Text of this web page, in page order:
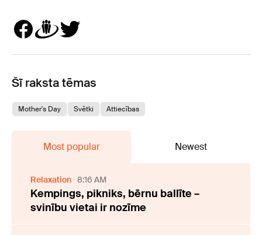
Šī raksta tēmas
Mother's Day Svētki Attiecības
Most popular Newest
Relaxation 8:16 AM
Kempings, pikniks, bērnu ballīte –
svinību vietai ir nozīme